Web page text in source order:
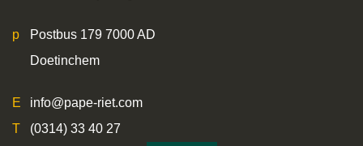
Postbus 179 7000 AD
Doetinchem
info@pape-riet.com
(0314) 33 40 27